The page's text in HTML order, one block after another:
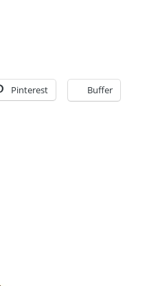
Pinterest Buffer